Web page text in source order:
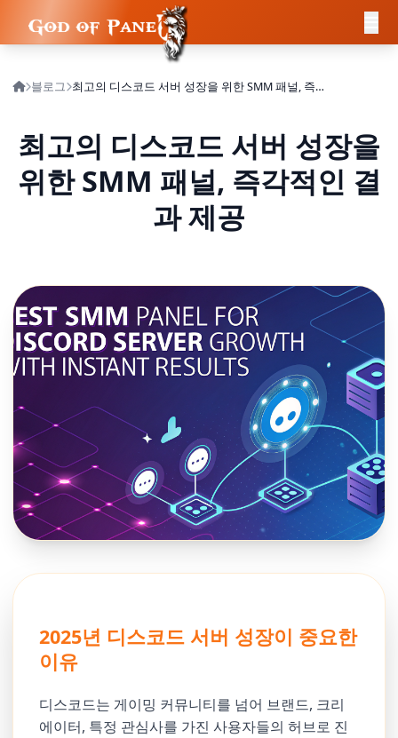
블로그 최고의 디스코드 서버 성장을 위한 SMM 패널, 즉각적인 결과 제공
최고의 디스코드 서버 성장을
위한 SMM 패널, 즉각적인 결
과 제공
2025년 디스코드 서버 성장이 중요한
이유
디스코드는 게이밍 커뮤니티를 넘어 브랜드, 크리
에이터, 특정 관심사를 가진 사용자들의 허브로 진